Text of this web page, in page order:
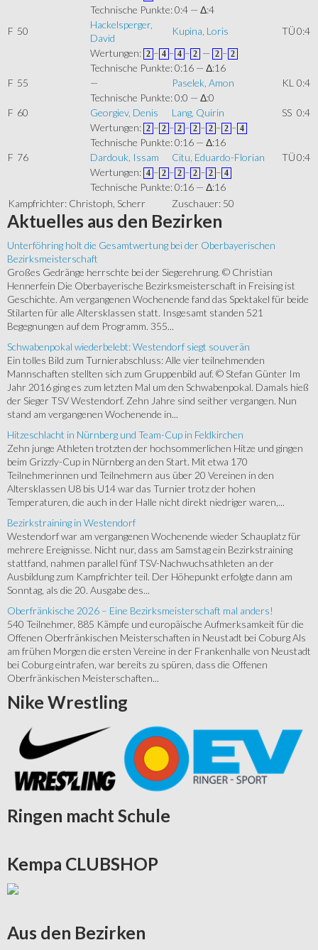
Technische Punkte: 0:4 — Δ:4
F 50
Hackelsperger,
David
Kupina, Loris TÜ0:4
Wertungen: 2 – 4 – 4 – 2 — 2 – 2
Technische Punkte: 0:16 — Δ:16
F 55 — Paselek, Amon KL 0:4
Technische Punkte: 0:0 — Δ:0
F 60 Georgiev, Denis Lang, Quirin SS 0:4
Wertungen: 2 – 2 – 2 – 2 – 2 – 2 – 4
Technische Punkte: 0:16 — Δ:16
F 76 Dardouk, Issam Citu, Eduardo-Florian TÜ0:4
Wertungen: 4 – 2 – 2 – 2 – 2 – 4
Technische Punkte: 0:16 — Δ:16
Kampfrichter: Christoph, Scherr
Zuschauer: 50
Aktuelles aus den Bezirken
Unterföhring holt die Gesamtwertung bei der Oberbayerischen
Bezirksmeisterschaft
Großes Gedränge herrschte bei der Siegerehrung. © Christian
Hennerfein Die Oberbayerische Bezirksmeisterschaft in Freising ist
Geschichte. Am vergangenen Wochenende fand das Spektakel für beide
Stilarten für alle Altersklassen statt. Insgesamt standen 521
Begegnungen auf dem Programm. 355...
Schwabenpokal wiederbelebt: Westendorf siegt souverän
Ein tolles Bild zum Turnierabschluss: Alle vier teilnehmenden
Mannschaften stellten sich zum Gruppenbild auf. © Stefan Günter Im
Jahr 2016 ging es zum letzten Mal um den Schwabenpokal. Damals hieß
der Sieger TSV Westendorf. Zehn Jahre sind seither vergangen. Nun
stand am vergangenen Wochenende in...
Hitzeschlacht in Nürnberg und Team-Cup in Feldkirchen
Zehn junge Athleten trotzten der hochsommerlichen Hitze und gingen
beim Grizzly-Cup in Nürnberg an den Start. Mit etwa 170
Teilnehmerinnen und Teilnehmern aus über 20 Vereinen in den
Altersklassen U8 bis U14 war das Turnier trotz der hohen
Temperaturen, die auch in der Halle nicht direkt niedriger waren,...
Bezirkstraining in Westendorf
Westendorf war am vergangenen Wochenende wieder Schauplatz für
mehrere Ereignisse. Nicht nur, dass am Samstag ein Bezirkstraining
stattfand, nahmen parallel fünf TSV-Nachwuchsathleten an der
Ausbildung zum Kampfrichter teil. Der Höhepunkt erfolgte dann am
Sonntag, als die 20. Ausgabe des...
Oberfränkische 2026 – Eine Bezirksmeisterschaft mal anders!
540 Teilnehmer, 885 Kämpfe und europäische Aufmerksamkeit für die
Offenen Oberfränkischen Meisterschaften in Neustadt bei Coburg Als
am frühen Morgen die ersten Vereine in der Frankenhalle von Neustadt
bei Coburg eintrafen, war bereits zu spüren, dass die Offenen
Oberfränkischen Meisterschaften...
Nike Wrestling
Ringen macht Schule
Kempa CLUBSHOP
Aus den Bezirken